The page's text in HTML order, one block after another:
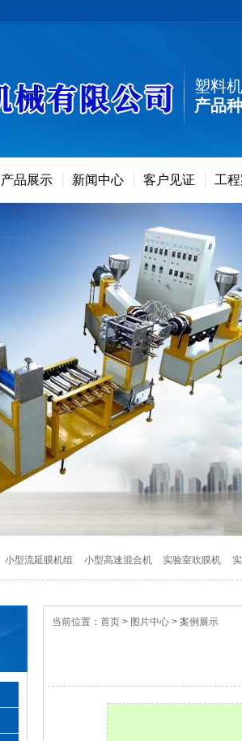
塑料
产品
产品展示 新闻中心 客户见证 工
小型流延膜机组 小型高速混合机 实验室吹膜机
当前位置： 首页 > 图片中心 > 案例展示